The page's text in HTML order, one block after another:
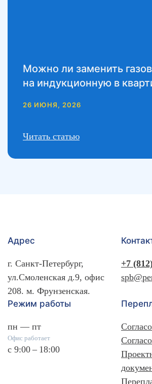
Можно ли заменить
на индукционную в
26 ИЮНЯ, 2026
Читать статью
Адрес
г. Санкт-Петербург,
ул.Смоленская д.9, офис
208. м. Фрунзенская.
+7
Режим работы
пн — пт
Офис работает
с 9:00 – 18:00